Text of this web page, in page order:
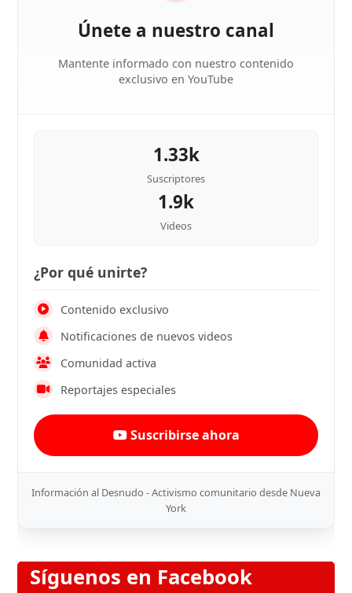
Únete a nuestro canal
Mantente informado con nuestro contenido
exclusivo en YouTube
1.33k
Suscriptores
1.9k
Videos
¿Por qué unirte?
Contenido exclusivo
Notificaciones de nuevos videos
Comunidad activa
Reportajes especiales
Suscribirse ahora
Información al Desnudo - Activismo comunitario desde Nueva
York
Síguenos en Facebook